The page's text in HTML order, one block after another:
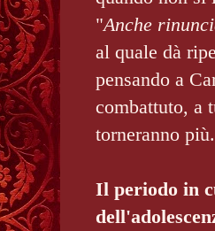
"Anche
al quale dà
pensando a
combattuto, a
torneranno più.
Il periodo in